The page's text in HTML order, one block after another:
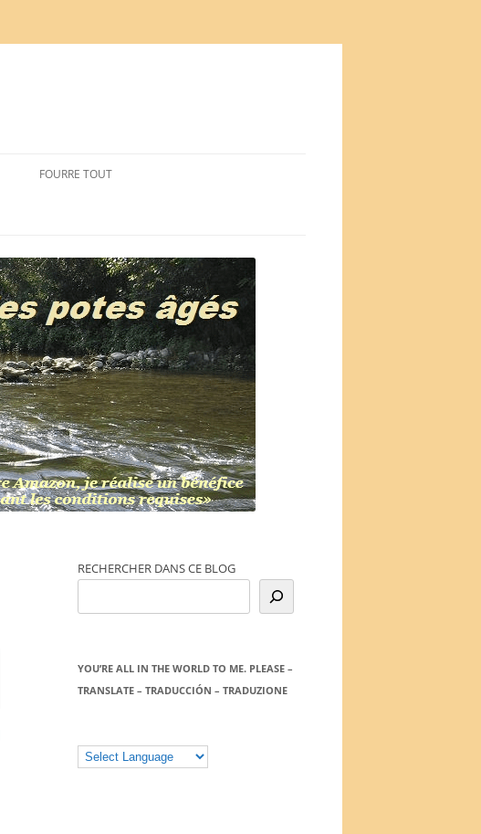
FOURRE TOUT
RECHERCHER DANS CE BLOG
YOU’RE ALL IN THE WORLD TO ME. PLEASE –
TRANSLATE – TRADUCCIÓN – TRADUZIONE